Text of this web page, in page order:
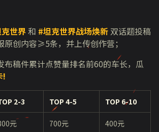
世界和 #坦克世界战场焕新 双话题投稿
原创内容≥5条，并上传创作营；
布稿件累计点赞量排名前60的车长，瓜
!
2-3 TOP 4-5 TOP 6-10
元 700元 400元